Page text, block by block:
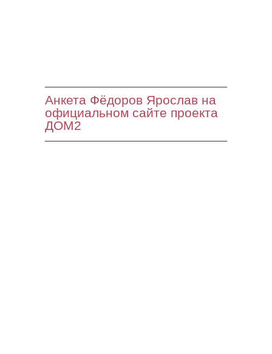
Анкета Фёдоров Ярослав на
официальном сайте проекта
ДОМ2